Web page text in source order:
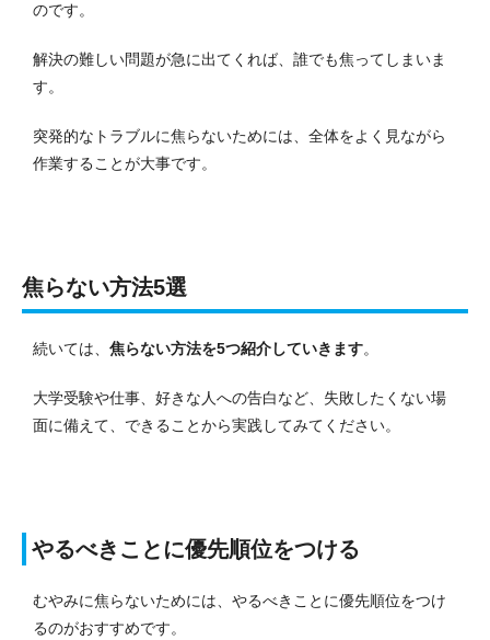
のです。
解決の難しい問題が急に出てくれば、誰でも焦ってしまいま
す。
突発的なトラブルに焦らないためには、全体をよく見ながら
作業することが大事です。
焦らない方法5選
続いては、 焦らない方法を5つ紹介していきます。
大学受験や仕事、好きな人への告白など、失敗したくない場
面に備えて、できることから実践してみてください。
やるべきことに優先順位をつける
むやみに焦らないためには、やるべきことに優先順位をつけ
るのがおすすめです。